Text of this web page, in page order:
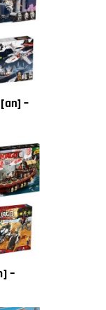
–
–